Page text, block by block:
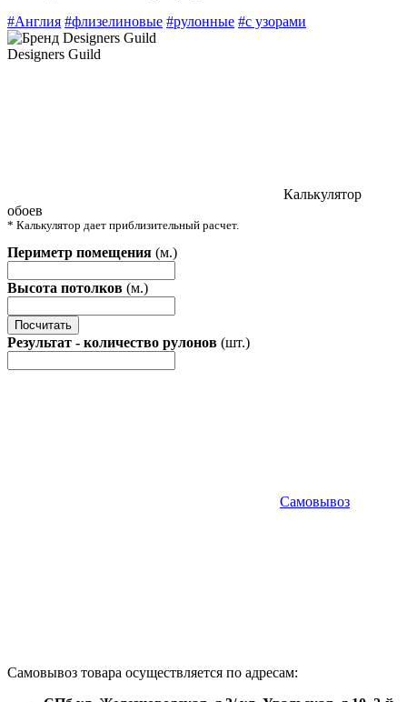
#Англия #флизелиновые #рулонные #с узорами
Designers Guild
Калькулятор
обоев
* Калькулятор дает приблизительный расчет.
Периметр помещения (м.)
Высота потолков (м.)
Посчитать
Результат - количество рулонов (шт.)
Самовывоз
Самовывоз товара осуществляется по адресам: